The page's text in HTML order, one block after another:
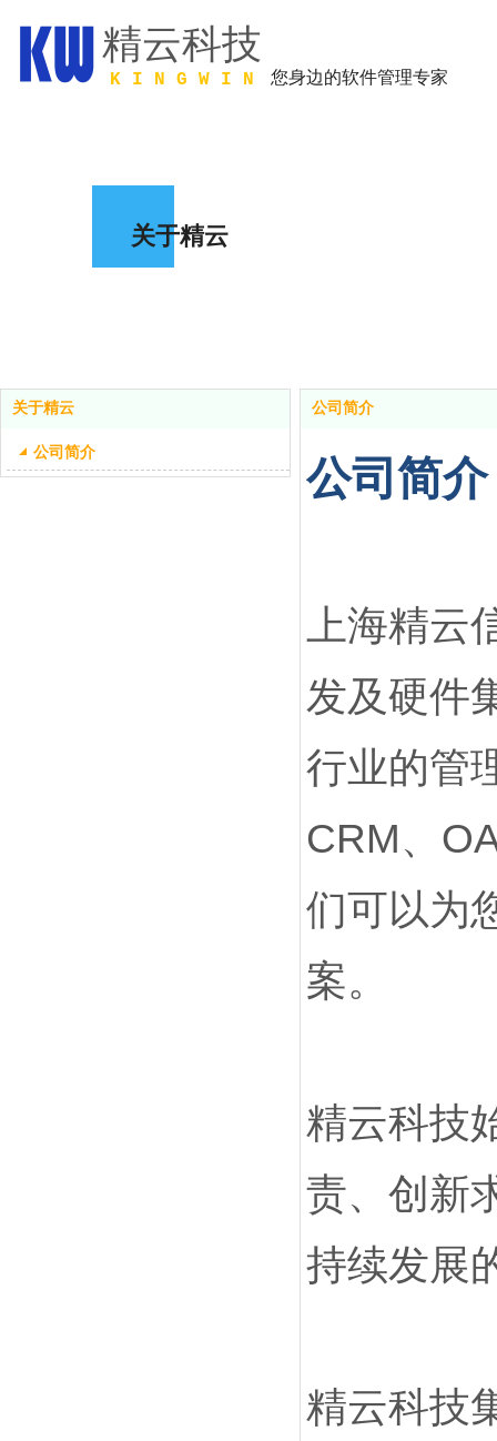
精云科技
K I N G W I N 您身边的软件管理专家
关于精云
关于精云
公司简介
公司简介
公司简介
上海精
发及硬件
行业的管
CRM、
们可以为
案。
精云科技
责、创新
持续发展
精云科技